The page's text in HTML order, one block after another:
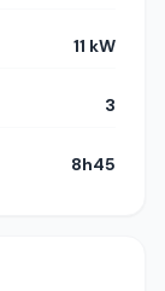
11 kW
3
8h45